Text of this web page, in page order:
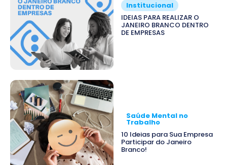
Institucional
IDEIAS PARA REALIZAR O
JANEIRO BRANCO DENTRO
DE EMPRESAS
Saúde Mental no
Trabalho
10 Ideias para Sua Empresa
Participar do Janeiro
Branco!